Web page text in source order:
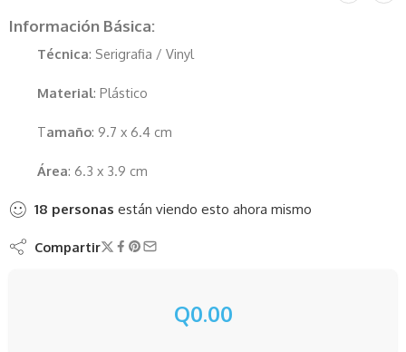
Información Básica:
Técnica: Serigrafia / Vinyl
Material: Plástico
Tamaño: 9.7 x 6.4 cm
Área: 6.3 x 3.9 cm
18 personas están viendo esto ahora mismo
Compartir
Q0.00